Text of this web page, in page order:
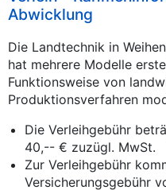
Abwicklung
Die Landtechnik in
hat mehrere Modelle
Funktionsweise von
Produktionsverfahren
Die Verleihgebühr
40,-- € zuzügl. MwSt.
Zur Verleihgebühr
Versicherungsgebühr